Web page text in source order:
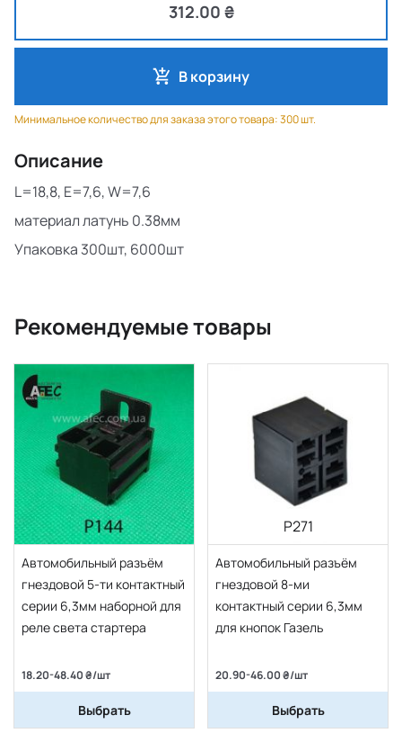
312.00 ₴
В корзину
Минимальное количество для заказа этого товара: 300 шт.
Описание
L=18,8, E=7,6, W=7,6
материал латунь 0.38мм
Упаковка 300шт, 6000шт
Рекомендуемые товары
Автомобильный разъём
гнездовой 5-ти контактный
серии 6,3мм наборной для
реле света стартера
18.20-48.40 ₴/шт
Выбрать
P271
Автомобильный разъём
гнездовой 8-ми
контактный серии 6,3мм
для кнопок Газель
20.90-46.00 ₴/шт
Выбрать